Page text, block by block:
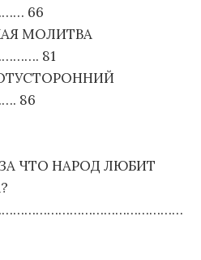
66
МОЛИТВА
81
86
ЗА ЧТО НАРОД ЛЮБИТ